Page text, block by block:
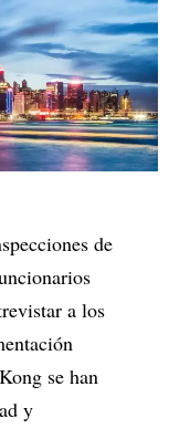
de
a los
se han
y